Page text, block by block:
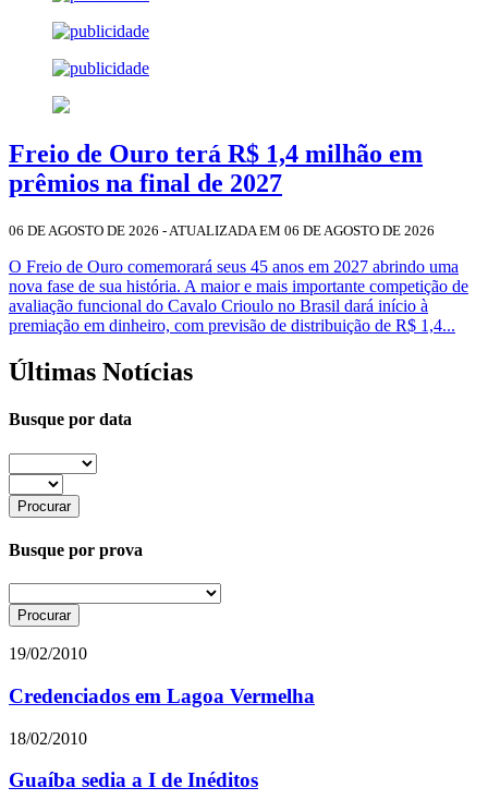
Freio de Ouro terá R$ 1,4 milhão em
prêmios na final de 2027
06 DE AGOSTO DE 2026 - ATUALIZADA EM 06 DE AGOSTO DE 2026
O Freio de Ouro comemorará seus 45 anos em 2027 abrindo uma
nova fase de sua história. A maior e mais importante competição de
avaliação funcional do Cavalo Crioulo no Brasil dará início à
premiação em dinheiro, com previsão de distribuição de R$ 1,4...
Últimas Notícias
Busque por data
Busque por prova
19/02/2010
Credenciados em Lagoa Vermelha
18/02/2010
Guaíba sedia a I de Inéditos